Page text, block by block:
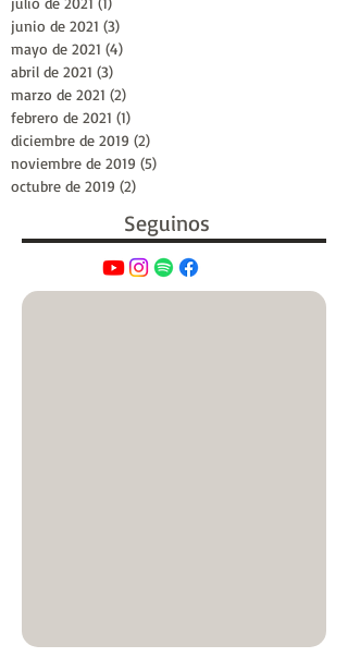
junio de 2021 (3)
mayo de 2021 (4)
abril de 2021 (3)
marzo de 2021 (2)
febrero de 2021 (1)
diciembre de 2019 (2)
noviembre de 2019 (5)
octubre de 2019 (2)
Seguinos